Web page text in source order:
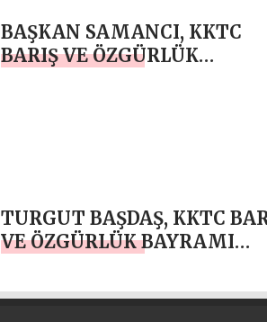
BAŞKAN SAMANCI, KKTC
BARIŞ VE ÖZGÜRLÜK
TURGUT BAŞDAŞ, KKTC
VE ÖZGÜRLÜK BAYRAMI